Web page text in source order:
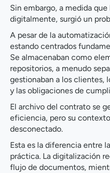
Sin embargo, a medida que
digitalmente, surgió un
A pesar de la
estando centrados
Se almacenaban como
repositorios, a menudo
gestionaban a los clientes,
y las obligaciones de
El archivo del contrato se
eficiencia, pero su
desconectado.
Esta es la diferencia entre
práctica. La digitalización
flujo de documentos,